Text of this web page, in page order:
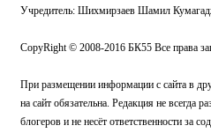
Учредитель: Шихмирзаев Шамил
CopyRight © 2008-2016 БК55 Все права
При размещении информации с сайта в
на сайт обязательна. Редакция не всегда
блогеров и не несёт ответственности за